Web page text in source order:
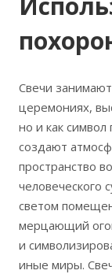
Свечи
церемониях,
но и как
создают
пространство
человеческого
светом
мерцающий
и
иные миры.